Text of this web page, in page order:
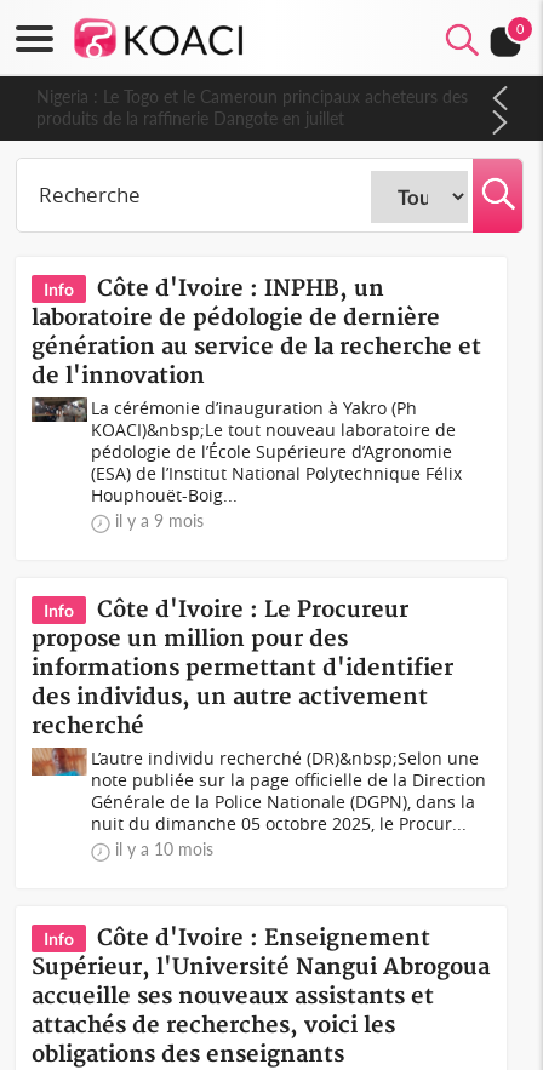
0
Nigeria : Le Togo et le Cameroun principaux acheteurs des
produits de la raffinerie Dangote en juillet
Info
Côte d'Ivoire : INPHB, un
laboratoire de pédologie de dernière
génération au service de la recherche et
de l'innovation
La cérémonie d’inauguration à Yakro (Ph
KOACI)&nbsp;Le tout nouveau laboratoire de
pédologie de l’École Supérieure d’Agronomie
(ESA) de l’Institut National Polytechnique Félix
Houphouët-Boig...
il y a 9 mois
Info
Côte d'Ivoire : Le Procureur
propose un million pour des
informations permettant d'identifier
des individus, un autre activement
recherché
L’autre individu recherché (DR)&nbsp;Selon une
note publiée sur la page officielle de la Direction
Générale de la Police Nationale (DGPN), dans la
nuit du dimanche 05 octobre 2025, le Procur...
il y a 10 mois
Info
Côte d'Ivoire : Enseignement
Supérieur, l'Université Nangui Abrogoua
accueille ses nouveaux assistants et
attachés de recherches, voici les
obligations des enseignants